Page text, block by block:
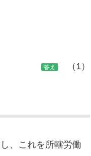
答え （1）
、これを所轄労働